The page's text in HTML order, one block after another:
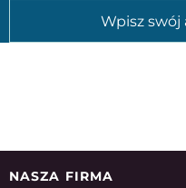
NASZA FIRMA